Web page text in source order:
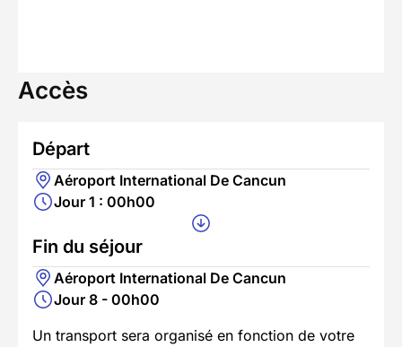
Accès
Départ
Aéroport International De Cancun
Jour 1 : 00h00
Fin du séjour
Aéroport International De Cancun
Jour 8 - 00h00
Un transport sera organisé en fonction de votre